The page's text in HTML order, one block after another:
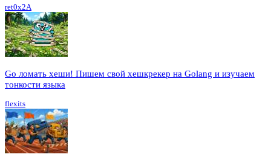
ret0x2A
Go ломать хеши! Пишем свой хешкрекер на Golang и изучаем
тонкости языка
flexits